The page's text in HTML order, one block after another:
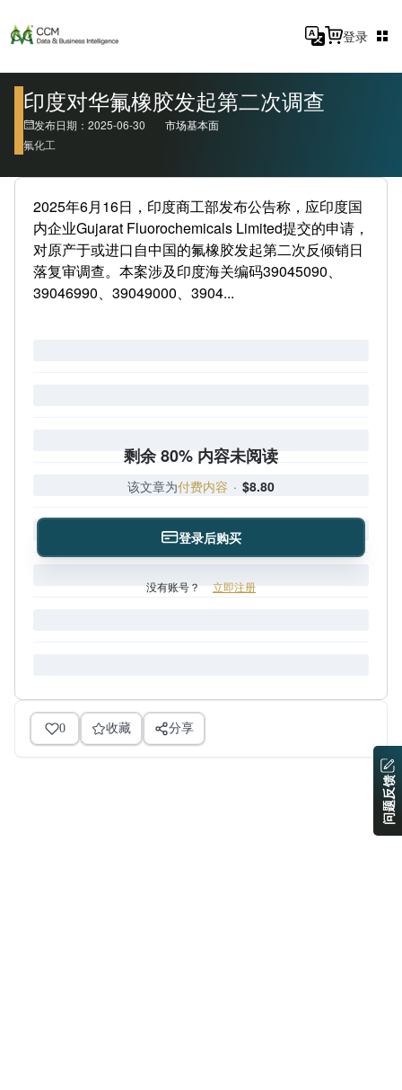
登录
印度对华氟橡胶发起第二次调查
发布日期：2025-06-30
市场基本面
氟化工
2025年6月16日，印度商工部发布公告称，应印度国
内企业Gujarat Fluorochemicals Limited提交的申请，
对原产于或进口自中国的氟橡胶发起第二次反倾销日
落复审调查。本案涉及印度海关编码39045090、
39046990、39049000、3904...
剩余 80% 内容未阅读
该文章为付费内容 · $8.80
登录后购买
没有账号？ 立即注册
0 收藏 分享
问题反馈